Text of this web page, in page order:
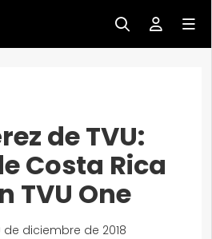
de TVU:
Costa Rica
TVU One
de diciembre de 2018